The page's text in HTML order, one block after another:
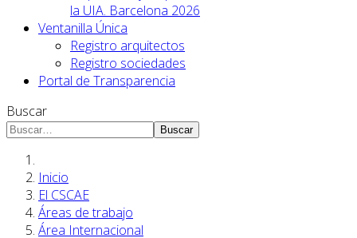
la UIA. Barcelona 2026
Ventanilla Única
Registro arquitectos
Registro sociedades
Portal de Transparencia
Buscar
Buscar
Inicio
El CSCAE
Áreas de trabajo
Área Internacional